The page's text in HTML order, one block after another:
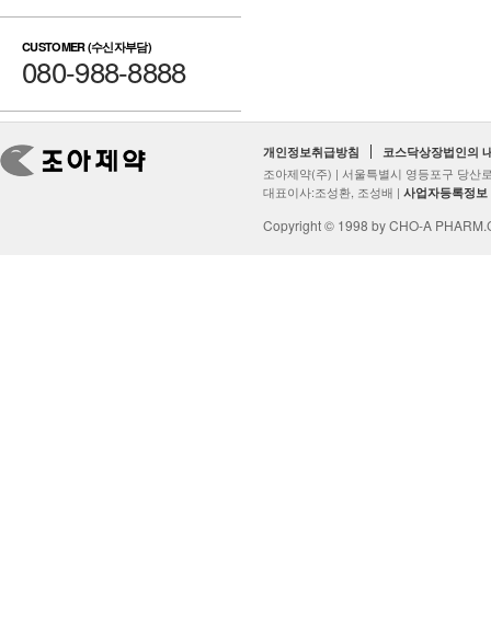
CUSTOMER (수신자부담)
080-988-8888
개인정보취급방침 코스닥상장법인의
조아제약(주) | 서울특별시 영등포구 당산
대표이사:조성환, 조성배 | 사업자등록정보
Copyright © 1998 by CHO-A